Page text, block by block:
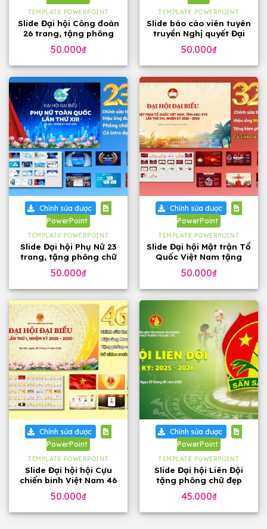
TEMPLATE POWERPOINT
Slide Đại hội Công đoàn
26 trang, tặng phông
50.000₫
TEMPLATE POWERPOINT
Slide báo cáo viên tuyên
truyền Nghị quyết Đại
trang
50.000₫
Chỉnh sửa được
PowerPoint
TEMPLATE POWERPOINT
Slide Đại hội Phụ Nữ 23
trang, tặng phông chữ
50.000₫
Chỉnh sửa được
PowerPoint
TEMPLATE POWERPOINT
Slide Đại hội Mặt trận Tổ
Quốc Việt Nam tặng
50.000₫
Chỉnh sửa được
PowerPoint
TEMPLATE POWERPOINT
Slide Đại hội hội Cựu
chiến binh Việt Nam 46
50.000₫
Chỉnh sửa được
PowerPoint
TEMPLATE POWERPOINT
Slide Đại hội Liên Đội
tặng phông chữ đẹp
45.000₫